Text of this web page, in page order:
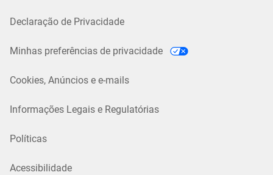
Declaração de Privacidade
Minhas preferências de privacidade
Cookies, Anúncios e e-mails
Informações Legais e Regulatórias
Políticas
Acessibilidade